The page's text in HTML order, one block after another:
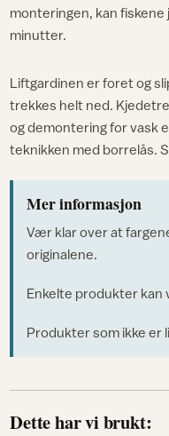
monteringen, kan
minutter.
Liftgardinen er foret og
trekkes helt ned.
og demontering for vask
teknikken med borrelås.
Mer informasjon
Vær klar over at
originalene.
Enkelte produkter
Produkter som ikke er
Dette har vi brukt: